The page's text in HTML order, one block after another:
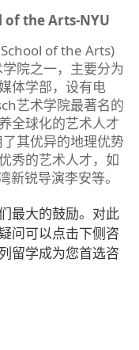
of the Arts-NYU
of the Arts)
院之一，主要分为
体学部，设有电
艺术学院最著名的
全球化的艺术人才
其优异的地理优势
秀的艺术人才，如
锐导演李安等。
最大的鼓励。对此
问可以点击下侧咨
留学成为您首选咨